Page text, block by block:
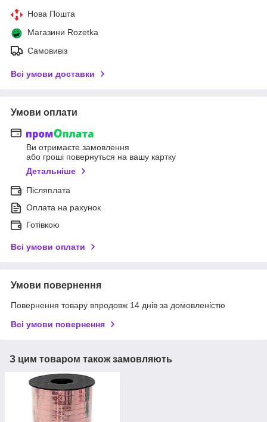
Нова Пошта
Магазини Rozetka
Самовивіз
Всі умови доставки
Умови оплати
Ви отримаєте замовлення
або гроші повернуться на вашу картку
Детальніше
Післяплата
Оплата на рахунок
Готівкою
Всі умови оплати
Умови повернення
Повернення товару впродовж 14 днів за домовленістю
Всі умови повернення
З цим товаром також замовляють